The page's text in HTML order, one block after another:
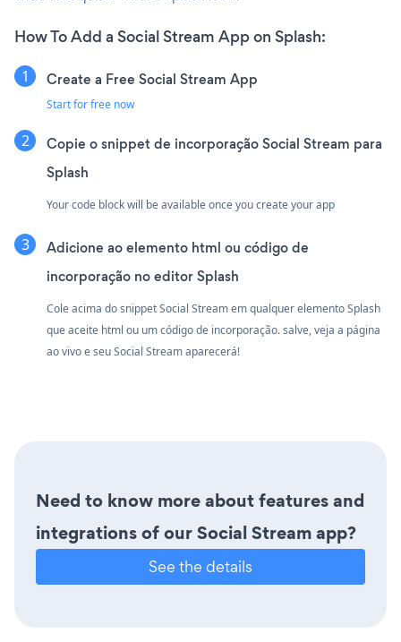
How To Add a Social Stream App on Splash:
Create a Free Social Stream App
Start for free now
Copie o snippet de incorporação Social Stream para
Splash
Your code block will be available once you create your app
Adicione ao elemento html ou código de
incorporação no editor Splash
Cole acima do snippet Social Stream em qualquer elemento Splash
que aceite html ou um código de incorporação. salve, veja a página
ao vivo e seu Social Stream aparecerá!
Need to know more about features and
integrations of our Social Stream app?
See the details